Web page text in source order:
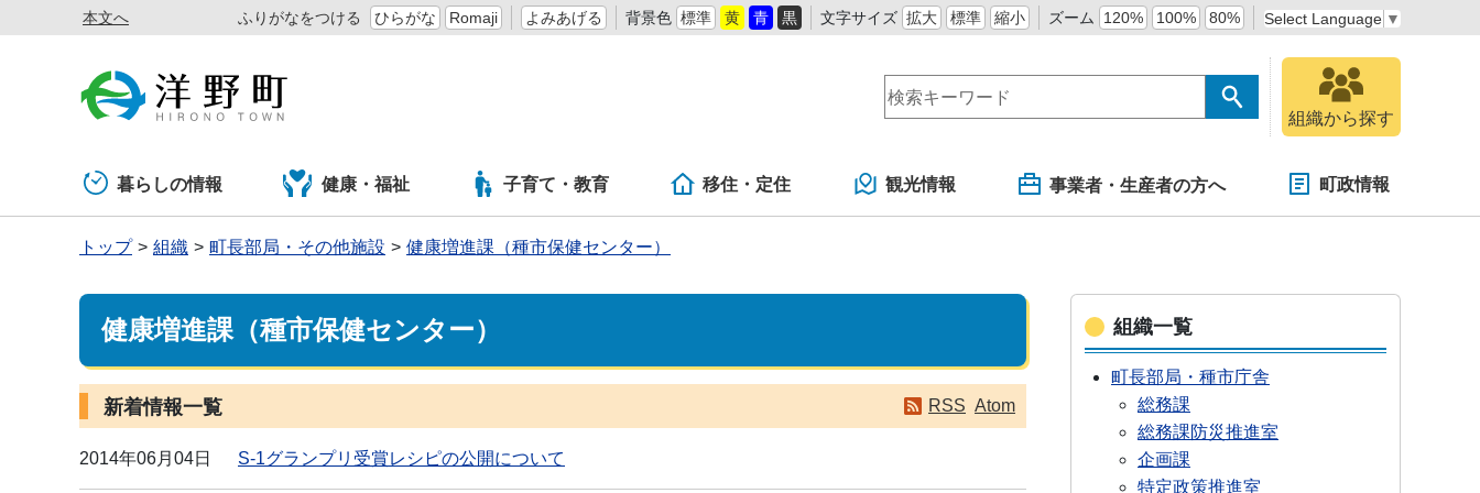
本文へ ふりがなをつける ひらがな Romaji よみあげる 背景色 標準 黄 青 黒 文字サイズ 拡大 標準 縮小 ズーム 120% 100% 80% Select Language ▼
組織から探す
暮らしの情報 健康・福祉 子育て・教育 移住・定住 観光情報 事業者・生産者の方へ 町政情報
トップ 組織 町長部局・その他施設 健康増進課（種市保健センター）
健康増進課（種市保健センター）
RSS Atom
新着情報一覧
2014年06月04日 S-1グランプリ受賞レシピの公開について
組織一覧
町長部局・種市庁舎
総務課
総務課防災推進室
企画課
特定政策推進室